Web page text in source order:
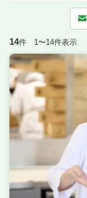
14件 1〜14件表示